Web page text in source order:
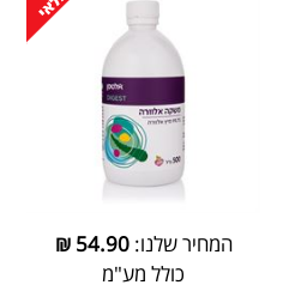
המחיר שלנו:54.90
₪
כולל מע"מ